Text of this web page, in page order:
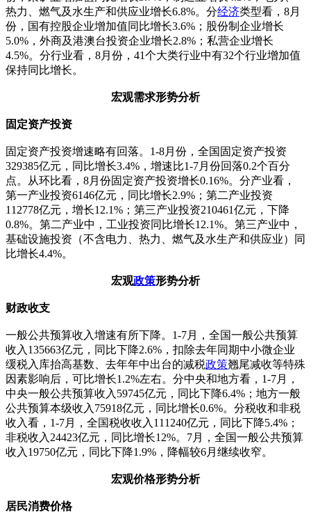
热力、燃气及水生产和供应业增长6.8%。分经济类型看，8月
份，国有控股企业增加值同比增长3.6%；股份制企业增长
5.0%，外商及港澳台投资企业增长2.8%；私营企业增长
4.5%。分行业看，8月份，41个大类行业中有32个行业增加值
保持同比增长。
宏观需求形势分析
固定资产投资
固定资产投资增速略有回落。1-8月份，全国固定资产投资
329385亿元，同比增长3.4%，增速比1-7月份回落0.2个百分
点。从环比看，8月份固定资产投资增长0.16%。分产业看，
第一产业投资6146亿元，同比增长2.9%；第二产业投资
112778亿元，增长12.1%；第三产业投资210461亿元，下降
0.8%。第二产业中，工业投资同比增长12.1%。第三产业中，
基础设施投资（不含电力、热力、燃气及水生产和供应业）同
比增长4.4%。
宏观政策形势分析
财政收支
一般公共预算收入增速有所下降。1-7月，全国一般公共预算
收入135663亿元，同比下降2.6%，扣除去年同期中小微企业
缓税入库抬高基数、去年年中出台的减税政策翘尾减收等特殊
因素影响后，可比增长1.2%左右。分中央和地方看，1-7月，
中央一般公共预算收入59745亿元，同比下降6.4%；地方一般
公共预算本级收入75918亿元，同比增长0.6%。分税收和非税
收入看，1-7月，全国税收收入111240亿元，同比下降5.4%；
非税收入24423亿元，同比增长12%。7月，全国一般公共预算
收入19750亿元，同比下降1.9%，降幅较6月继续收窄。
宏观价格形势分析
居民消费价格